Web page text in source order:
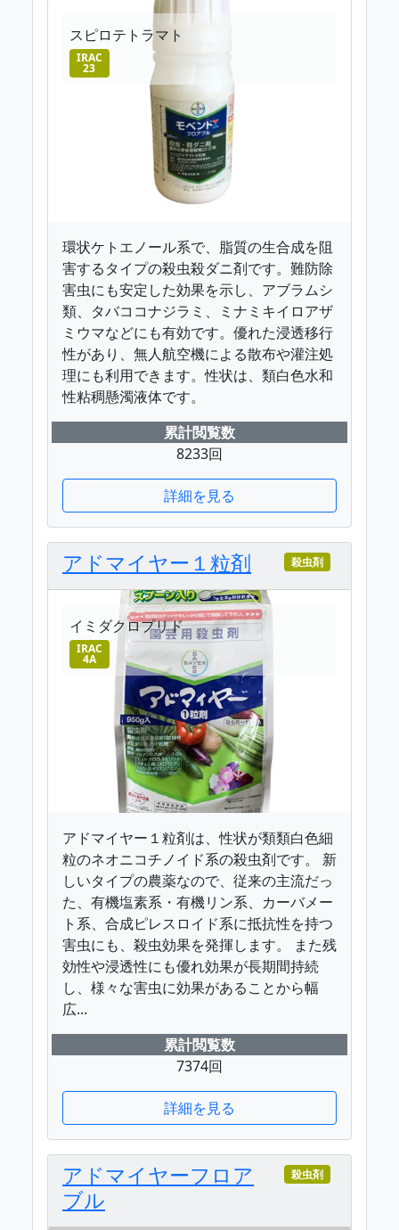
スピロテトラマト
IRAC
23
環状ケトエノール系で、脂質の生合成を阻
害するタイプの殺虫殺ダニ剤です。難防除
害虫にも安定した効果を示し、アブラムシ
類、タバココナジラミ、ミナミキイロアザ
ミウマなどにも有効です。優れた浸透移行
性があり、無人航空機による散布や灌注処
理にも利用できます。性状は、類白色水和
性粘稠懸濁液体です。
累計閲覧数
8233回
詳細を見る
アドマイヤー１粒剤 殺虫剤
イミダクロプリド
IRAC
4A
アドマイヤー１粒剤は、性状が類類白色細
粒のネオニコチノイド系の殺虫剤です。 新
しいタイプの農薬なので、従来の主流だっ
た、有機塩素系・有機リン系、カーバメー
ト系、合成ピレスロイド系に抵抗性を持つ
害虫にも、殺虫効果を発揮します。 また残
効性や浸透性にも優れ効果が長期間持続
し、様々な害虫に効果があることから幅
広...
累計閲覧数
7374回
詳細を見る
アドマイヤーフロア
ブル
殺虫剤